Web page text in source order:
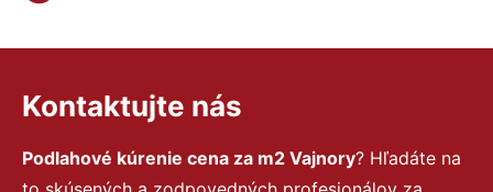
Kontaktujte nás
Podlahové kúrenie cena za m2 Vajnory? Hľadáte na